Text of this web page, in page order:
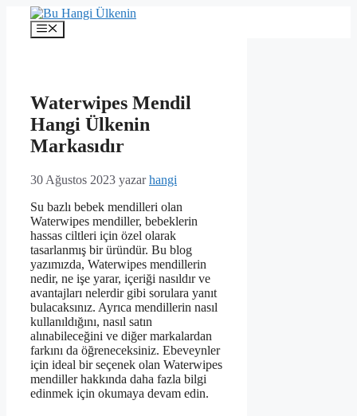
İçeriğe
Menü
Waterwipes Mendil
Hangi Ülkenin
Markasıdır
30 Ağustos 2023 yazarhangi
Su bazlı bebek mendilleri olan
Waterwipes mendiller, bebeklerin
hassas ciltleri için özel olarak
tasarlanmış bir üründür. Bu blog
yazımızda, Waterwipes mendillerin
nedir, ne işe yarar, içeriği nasıldır ve
avantajları nelerdir gibi sorulara yanıt
bulacaksınız. Ayrıca mendillerin nasıl
kullanıldığını, nasıl satın
alınabileceğini ve diğer markalardan
farkını da öğreneceksiniz. Ebeveynler
için ideal bir seçenek olan Waterwipes
mendiller hakkında daha fazla bilgi
edinmek için okumaya devam edin.